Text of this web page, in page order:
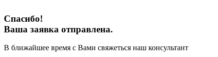
Спасибо!
Ваша заявка отправлена.
В ближайшее время с Вами свяжеться наш консультант